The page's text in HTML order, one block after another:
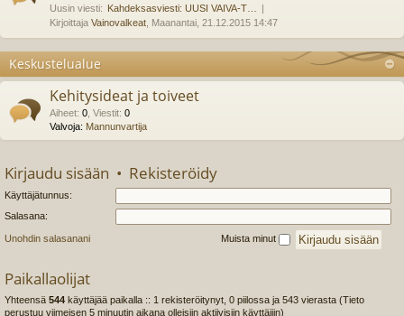
Uusin viesti: Kahdeksasviesti: UUSI VAIVA-T…
Kirjoittaja Vainovalkeat , Maanantai, 21.12.2015 14:47
Keskustelualue
Kehitysideat ja toiveet
Aiheet: 0 Viestit: 0
Valvoja: Mannunvartija
Kirjaudu sisään • Rekisteröidy
Käyttäjätunnus:
Salasana:
Unohdin salasanani Muista minut
Paikallaolijat
Yhteensä 544 käyttäjää paikalla :: 1 rekisteröitynyt, 0 piilossa ja 543 vierasta (Tieto
perustuu viimeisen 5 minuutin aikana olleisiin aktiivisiin käyttäjiin)